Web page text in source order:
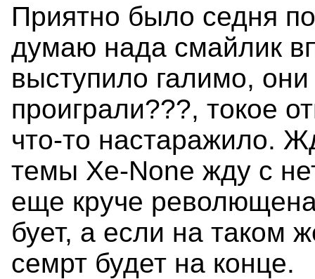
Приятно было седня
думаю нада смайлик
выступило галимо,
проиграли???, токое
что-то настаражило.
темы Xe-None жду с
еще круче
бует, а если на таком
семрт будет на конце.